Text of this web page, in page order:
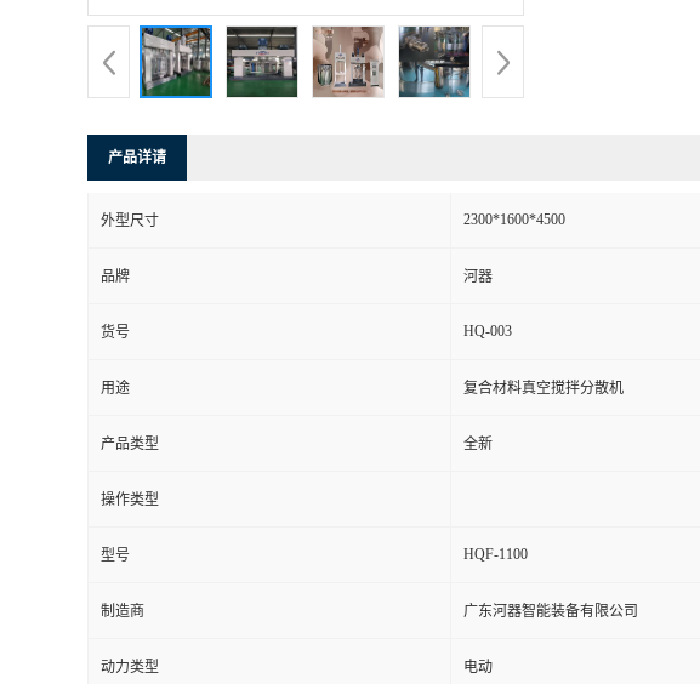
产品详请
外型尺寸 2300*1600*4500
品牌 河器
货号 HQ-003
用途 复合材料真空搅拌分散机
产品类型 全新
操作类型
型号 HQF-1100
制造商 广东河器智能装备有限公司
动力类型 电动